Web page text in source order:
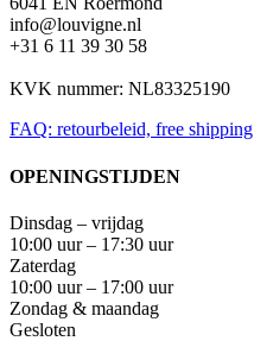
info@louvigne.nl
+31 6 11 39 30 58
KVK nummer: NL83325190
FAQ: retourbeleid, free shipping
OPENINGSTIJDEN
Dinsdag – vrijdag
10:00 uur – 17:30 uur
Zaterdag
10:00 uur – 17:00 uur
Zondag & maandag
Gesloten